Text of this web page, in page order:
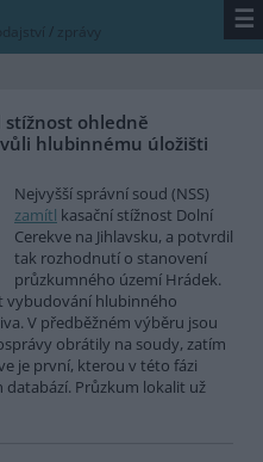
/ zprávy ☰
stížnost ohledně
hlubinnému úložišti
Nejvyšší správní soud (NSS)
zamítl kasační stížnost Dolní
Cerekve na Jihlavsku, a potvrdil
tak rozhodnutí o stanovení
průzkumného území Hrádek.
vybudování hlubinného
V předběžném výběru jsou
obrátily na soudy, zatím
je první, kterou v této fázi
databází. Průzkum lokalit už